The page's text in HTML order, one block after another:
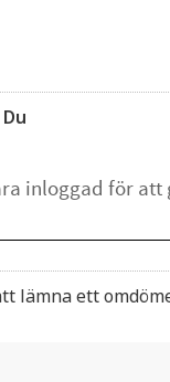
Du
lämna ett